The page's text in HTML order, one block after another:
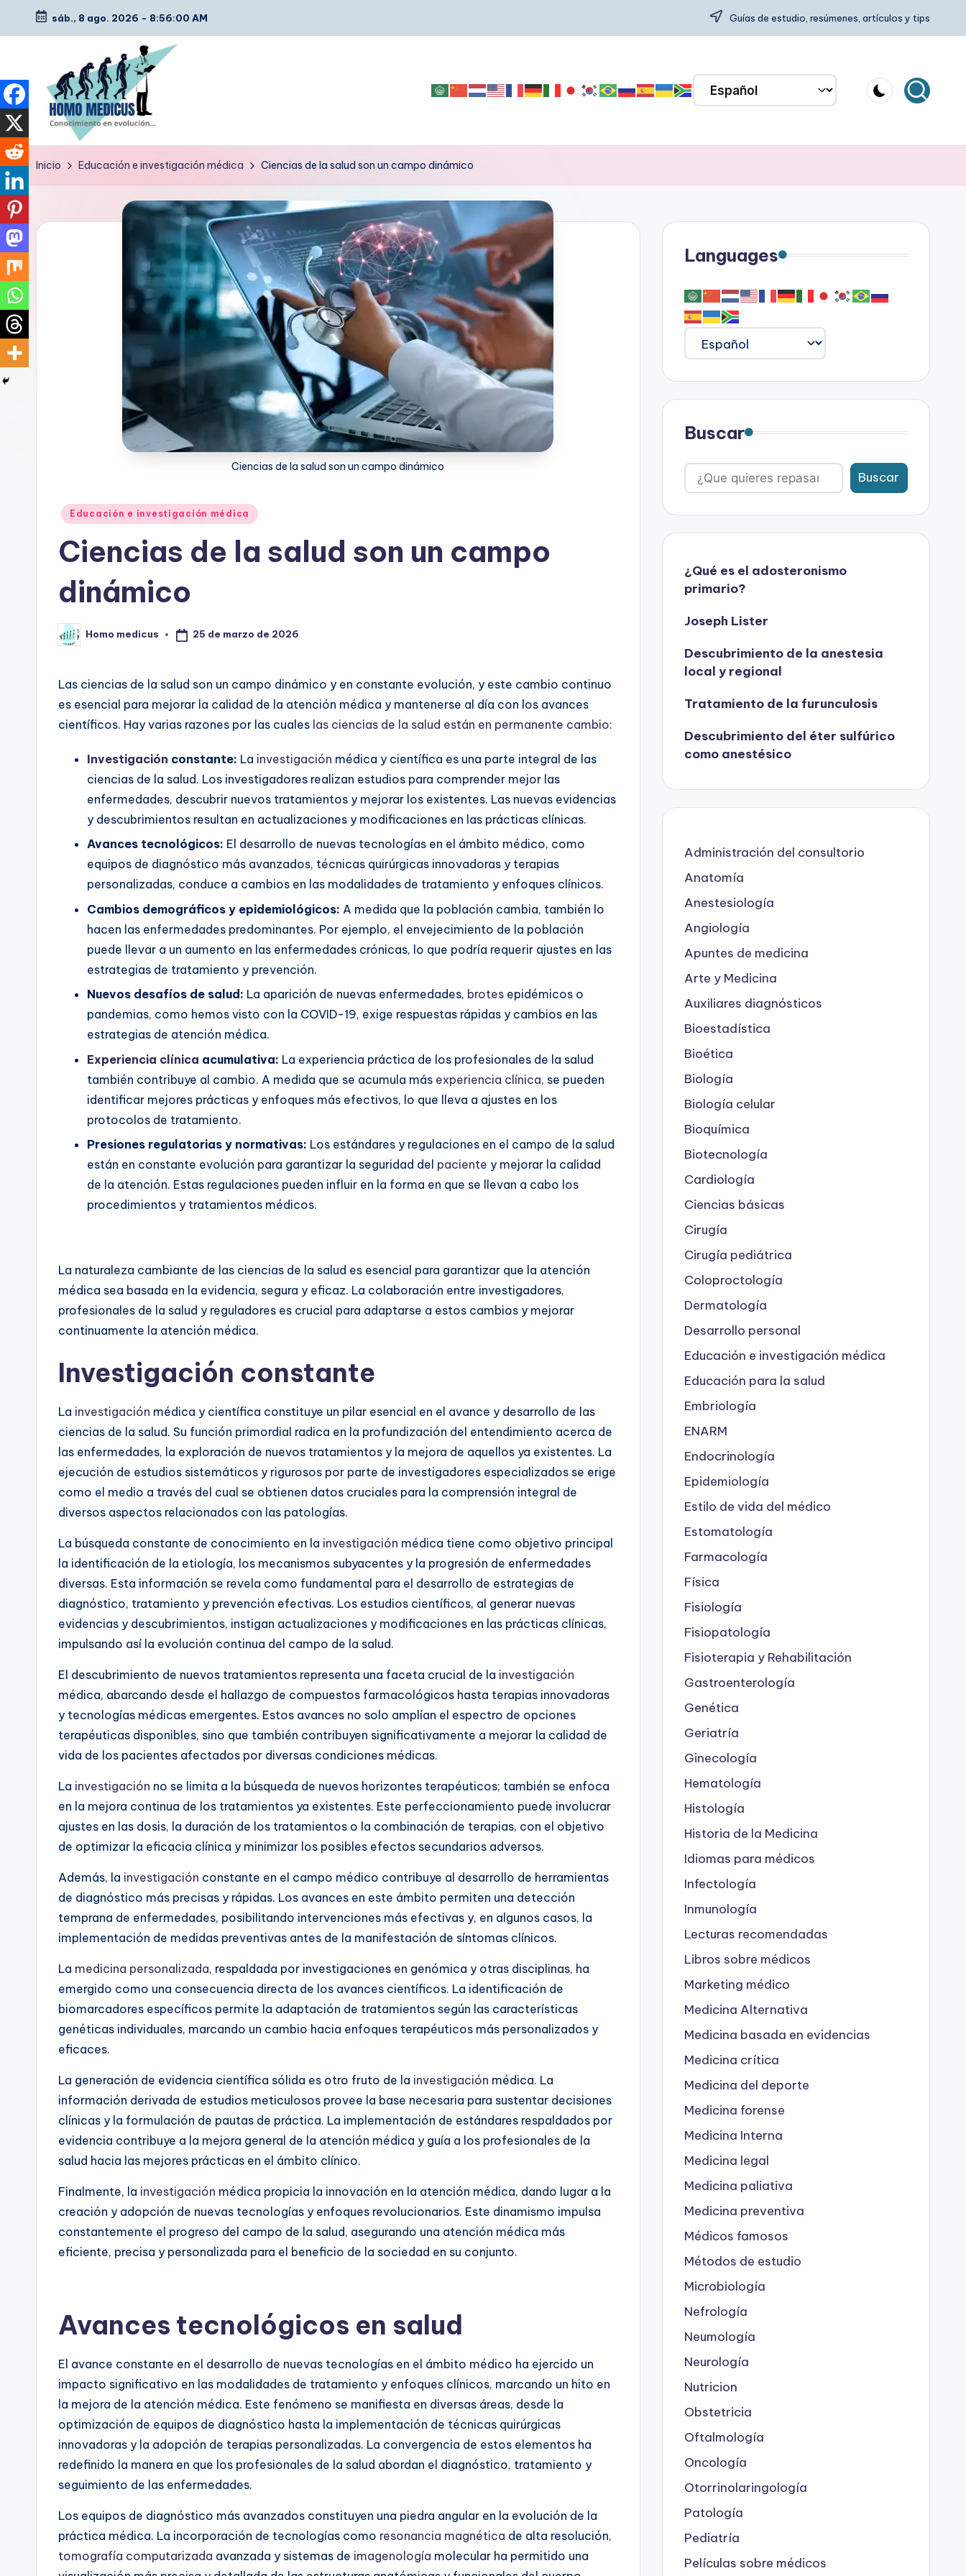
Saltar
contenido
sáb., 8 ago. 2026 - 8:56:01 AM Guías de estudio, resúmenes, artículos y tips
H
o
m
Guías
resúmenes,
Inicio Educación e investigación médica Ciencias de la salud son un campo dinámico
Ciencias de la salud son un campo dinámico
Publicado
Educación e investigación médica
Ciencias de la salud son un campo
dinámico
Publicado
por
Homo medicus 25 de marzo de 2026
Las ciencias de la salud son un campo dinámico y en constante evolución, y este cambio continuo
es esencial para mejorar la calidad de la atención médica y mantenerse al día con los avances
científicos. Hay varias razones por las cuales las ciencias de la salud están en permanente cambio:
Investigación constante: La investigación médica y científica es una parte integral de las
ciencias de la salud. Los investigadores realizan estudios para comprender mejor las
enfermedades, descubrir nuevos tratamientos y mejorar los existentes. Las nuevas evidencias
y descubrimientos resultan en actualizaciones y modificaciones en las prácticas clínicas.
Avances tecnológicos: El desarrollo de nuevas tecnologías en el ámbito médico, como
equipos de diagnóstico más avanzados, técnicas quirúrgicas innovadoras y terapias
personalizadas, conduce a cambios en las modalidades de tratamiento y enfoques clínicos.
Cambios demográficos y epidemiológicos: A medida que la población cambia, también lo
hacen las enfermedades predominantes. Por ejemplo, el envejecimiento de la población
puede llevar a un aumento en las enfermedades crónicas, lo que podría requerir ajustes en las
estrategias de tratamiento y prevención.
Nuevos desafíos de salud: La aparición de nuevas enfermedades, brotes epidémicos o
pandemias, como hemos visto con la COVID-19, exige respuestas rápidas y cambios en las
estrategias de atención médica.
Experiencia clínica acumulativa: La experiencia práctica de los profesionales de la salud
también contribuye al cambio. A medida que se acumula más experiencia clínica, se pueden
identificar mejores prácticas y enfoques más efectivos, lo que lleva a ajustes en los
protocolos de tratamiento.
Presiones regulatorias y normativas: Los estándares y regulaciones en el campo de la salud
están en constante evolución para garantizar la seguridad del paciente y mejorar la calidad
de la atención. Estas regulaciones pueden influir en la forma en que se llevan a cabo los
procedimientos y tratamientos médicos.
La naturaleza cambiante de las ciencias de la salud es esencial para garantizar que la atención
médica sea basada en la evidencia, segura y eficaz. La colaboración entre investigadores,
profesionales de la salud y reguladores es crucial para adaptarse a estos cambios y mejorar
continuamente la atención médica.
Investigación constante
La investigación médica y científica constituye un pilar esencial en el avance y desarrollo de las
ciencias de la salud. Su función primordial radica en la profundización del entendimiento acerca de
las enfermedades, la exploración de nuevos tratamientos y la mejora de aquellos ya existentes. La
ejecución de estudios sistemáticos y rigurosos por parte de investigadores especializados se erige
como el medio a través del cual se obtienen datos cruciales para la comprensión integral de
diversos aspectos relacionados con las patologías.
La búsqueda constante de conocimiento en la investigación médica tiene como objetivo principal
la identificación de la etiología, los mecanismos subyacentes y la progresión de enfermedades
diversas. Esta información se revela como fundamental para el desarrollo de estrategias de
diagnóstico, tratamiento y prevención efectivas. Los estudios científicos, al generar nuevas
evidencias y descubrimientos, instigan actualizaciones y modificaciones en las prácticas clínicas,
impulsando así la evolución continua del campo de la salud.
El descubrimiento de nuevos tratamientos representa una faceta crucial de la investigación
médica, abarcando desde el hallazgo de compuestos farmacológicos hasta terapias innovadoras
y tecnologías médicas emergentes. Estos avances no solo amplían el espectro de opciones
terapéuticas disponibles, sino que también contribuyen significativamente a mejorar la calidad de
vida de los pacientes afectados por diversas condiciones médicas.
La investigación no se limita a la búsqueda de nuevos horizontes terapéuticos; también se enfoca
en la mejora continua de los tratamientos ya existentes. Este perfeccionamiento puede involucrar
ajustes en las dosis, la duración de los tratamientos o la combinación de terapias, con el objetivo
de optimizar la eficacia clínica y minimizar los posibles efectos secundarios adversos.
Además, la investigación constante en el campo médico contribuye al desarrollo de herramientas
de diagnóstico más precisas y rápidas. Los avances en este ámbito permiten una detección
temprana de enfermedades, posibilitando intervenciones más efectivas y, en algunos casos, la
implementación de medidas preventivas antes de la manifestación de síntomas clínicos.
La medicina personalizada, respaldada por investigaciones en genómica y otras disciplinas, ha
emergido como una consecuencia directa de los avances científicos. La identificación de
biomarcadores específicos permite la adaptación de tratamientos según las características
genéticas individuales, marcando un cambio hacia enfoques terapéuticos más personalizados y
eficaces.
La generación de evidencia científica sólida es otro fruto de la investigación médica. La
información derivada de estudios meticulosos provee la base necesaria para sustentar decisiones
clínicas y la formulación de pautas de práctica. La implementación de estándares respaldados por
evidencia contribuye a la mejora general de la atención médica y guía a los profesionales de la
salud hacia las mejores prácticas en el ámbito clínico.
Finalmente, la investigación médica propicia la innovación en la atención médica, dando lugar a la
creación y adopción de nuevas tecnologías y enfoques revolucionarios. Este dinamismo impulsa
constantemente el progreso del campo de la salud, asegurando una atención médica más
eficiente, precisa y personalizada para el beneficio de la sociedad en su conjunto.
Avances tecnológicos en salud
El avance constante en el desarrollo de nuevas tecnologías en el ámbito médico ha ejercido un
impacto significativo en las modalidades de tratamiento y enfoques clínicos, marcando un hito en
la mejora de la atención médica. Este fenómeno se manifiesta en diversas áreas, desde la
optimización de equipos de diagnóstico hasta la implementación de técnicas quirúrgicas
innovadoras y la adopción de terapias personalizadas. La convergencia de estos elementos ha
redefinido la manera en que los profesionales de la salud abordan el diagnóstico, tratamiento y
seguimiento de las enfermedades.
Los equipos de diagnóstico más avanzados constituyen una piedra angular en la evolución de la
práctica médica. La incorporación de tecnologías como resonancia magnética de alta resolución,
tomografía computarizada avanzada y sistemas de imagenología molecular ha permitido una
Languages
Buscar
Buscar
¿Qué es el adosteronismo
primario?
Joseph Lister
Descubrimiento de la anestesia
local y regional
Tratamiento de la furunculosis
Descubrimiento del éter sulfúrico
como anestésico
Administración del consultorio
Anatomía
Anestesiología
Angiología
Apuntes de medicina
Arte y Medicina
Auxiliares diagnósticos
Bioestadística
Bioética
Biología
Biología celular
Bioquímica
Biotecnología
Cardiología
Ciencias básicas
Cirugía
Cirugía pediátrica
Coloproctología
Dermatología
Desarrollo personal
Educación e investigación médica
Educación para la salud
Embriología
ENARM
Endocrinología
Epidemiología
Estilo de vida del médico
Estomatología
Farmacología
Física
Fisiología
Fisiopatología
Fisioterapia y Rehabilitación
Gastroenterología
Genética
Geriatría
Ginecología
Hematología
Histología
Historia de la Medicina
Idiomas para médicos
Infectología
Inmunología
Lecturas recomendadas
Libros sobre médicos
Marketing médico
Medicina Alternativa
Medicina basada en evidencias
Medicina crítica
Medicina del deporte
Medicina forense
Medicina Interna
Medicina legal
Medicina paliativa
Medicina preventiva
Médicos famosos
Métodos de estudio
Microbiología
Nefrología
Neumología
Neurología
Nutricion
Obstetricia
Oftalmología
Oncología
Otorrinolaringología
Patología
Pediatría
Películas sobre médicos